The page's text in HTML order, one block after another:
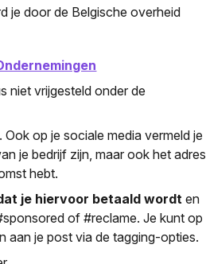
je door de Belgische overheid
niet vrijgesteld onder de
. Ook op je sociale media vermeld je
je bedrijf zijn, maar ook het adres
hebt.
je hiervoor betaald wordten
of #reclame. Je kunt op
aan je post via de tagging-opties.